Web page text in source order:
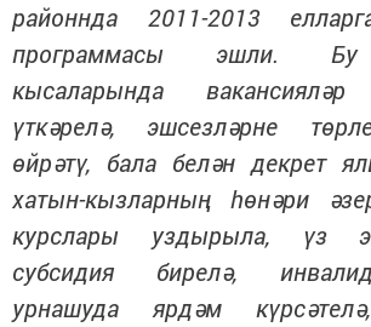
районнда 2011-2013
программасы эшли. Бу
кысаларында вакансияләр
үткәрелә, эшсезләрне
өйрәтү, бала белән декрет
хатын-кызларның һөнәри
курслары уздырыла, үз
субсидия бирелә,
урнашуда ярдәм